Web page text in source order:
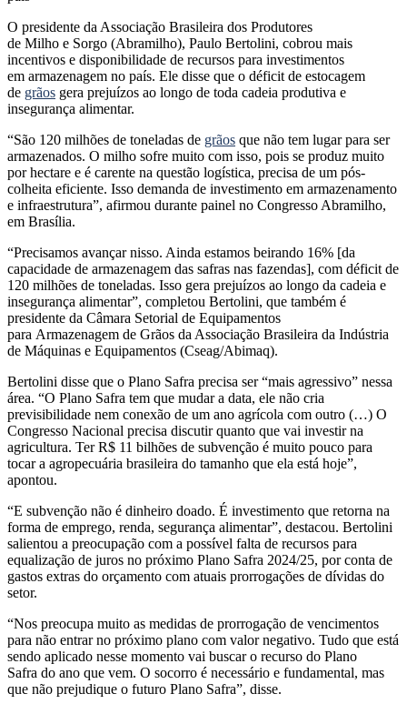
O presidente da Associação Brasileira dos Produtores
de Milho e Sorgo (Abramilho), Paulo Bertolini, cobrou mais
incentivos e disponibilidade de recursos para investimentos
em armazenagem no país. Ele disse que o déficit de estocagem
de grãos gera prejuízos ao longo de toda cadeia produtiva e
insegurança alimentar.
“São 120 milhões de toneladas de grãos que não tem lugar para ser
armazenados. O milho sofre muito com isso, pois se produz muito
por hectare e é carente na questão logística, precisa de um pós-
colheita eficiente. Isso demanda de investimento em armazenamento
e infraestrutura”, afirmou durante painel no Congresso Abramilho,
em Brasília.
“Precisamos avançar nisso. Ainda estamos beirando 16% [da
capacidade de armazenagem das safras nas fazendas], com déficit de
120 milhões de toneladas. Isso gera prejuízos ao longo da cadeia e
insegurança alimentar”, completou Bertolini, que também é
presidente da Câmara Setorial de Equipamentos
para Armazenagem de Grãos da Associação Brasileira da Indústria
de Máquinas e Equipamentos (Cseag/Abimaq).
Bertolini disse que o Plano Safra precisa ser “mais agressivo” nessa
área. “O Plano Safra tem que mudar a data, ele não cria
previsibilidade nem conexão de um ano agrícola com outro (…) O
Congresso Nacional precisa discutir quanto que vai investir na
agricultura. Ter R$ 11 bilhões de subvenção é muito pouco para
tocar a agropecuária brasileira do tamanho que ela está hoje”,
apontou.
“E subvenção não é dinheiro doado. É investimento que retorna na
forma de emprego, renda, segurança alimentar”, destacou. Bertolini
salientou a preocupação com a possível falta de recursos para
equalização de juros no próximo Plano Safra 2024/25, por conta de
gastos extras do orçamento com atuais prorrogações de dívidas do
setor.
“Nos preocupa muito as medidas de prorrogação de vencimentos
para não entrar no próximo plano com valor negativo. Tudo que está
sendo aplicado nesse momento vai buscar o recurso do Plano
Safra do ano que vem. O socorro é necessário e fundamental, mas
que não prejudique o futuro Plano Safra”, disse.